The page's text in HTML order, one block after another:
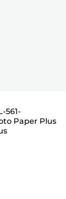
561-
Paper Plus